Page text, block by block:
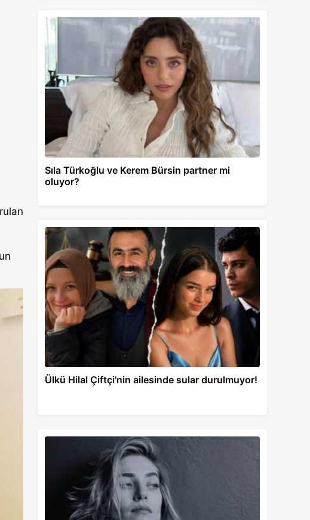
Sıla Türkoğlu ve Kerem Bürsin partner mi
oluyor?
Ülkü Hilal Çiftçi'nin ailesinde sular durulmuyor!